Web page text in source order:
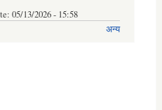
05/13/2026 - 15:58
अन्य